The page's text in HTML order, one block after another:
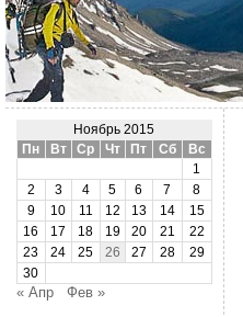
Ноябрь 2015
Пн
Вт Ср Чт Пт Сб
Вс
1
2
3 4 5 6 7
8
9
10 11 12 13 14
15
16
17 18 19 20 21
22
23
24 25 26 27 28
29
30
« Апр Фев »